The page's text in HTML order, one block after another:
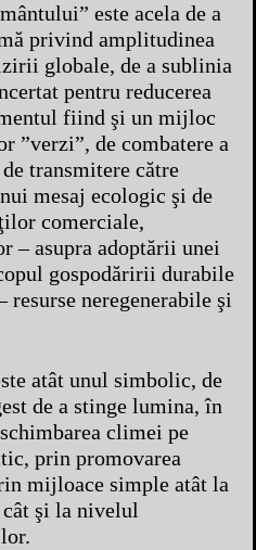
este acela de a
privind amplitudinea
globale, de a sublinia
pentru reducerea
fiind şi un mijloc
”verzi”, de combatere a
transmitere către
mesaj ecologic şi de
comerciale,
– asupra adoptării unei
gospodăririi durabile
resurse neregenerabile şi
atât unul simbolic, de
de a stinge lumina, în
climei pe
prin promovarea
mijloace simple atât la
şi la nivelul